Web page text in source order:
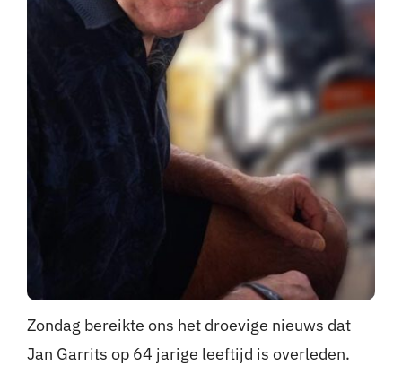
Zondag bereikte ons het droevige nieuws dat
Jan Garrits op 64 jarige leeftijd is overleden.